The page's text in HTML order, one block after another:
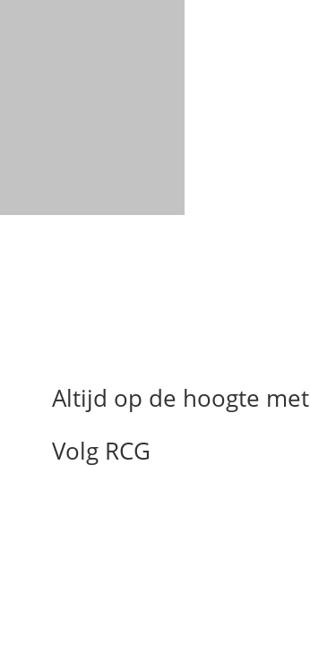
Altijd op de hoogte
Volg RCG